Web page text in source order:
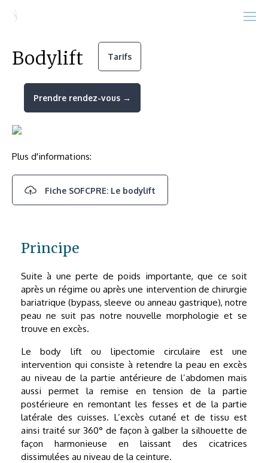
Bodylift Tarifs
Prendre rendez-vous →
Plus d'informations:
Fiche SOFCPRE: Le bodylift
Principe
Suite à une perte de poids importante, que ce soit
après un régime ou après une intervention de chirurgie
bariatrique (bypass, sleeve ou anneau gastrique), notre
peau ne suit pas notre nouvelle morphologie et se
trouve en excès.
Le body lift ou lipectomie circulaire est une
intervention qui consiste à retendre la peau en excès
au niveau de la partie antérieure de l’abdomen mais
aussi permet la remise en tension de la partie
postérieure en remontant les fesses et de la partie
latérale des cuisses. L’excès cutané et de tissu est
ainsi traité sur 360° de façon à galber la silhouette de
façon harmonieuse en laissant des cicatrices
dissimulées au niveau de la ceinture.